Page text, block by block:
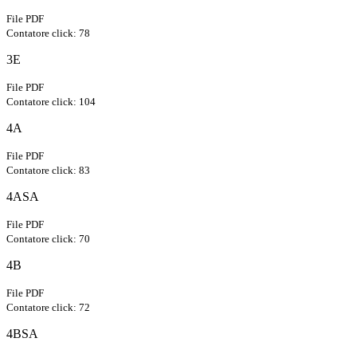
File PDF
Contatore click: 78
3E
File PDF
Contatore click: 104
4A
File PDF
Contatore click: 83
4ASA
File PDF
Contatore click: 70
4B
File PDF
Contatore click: 72
4BSA